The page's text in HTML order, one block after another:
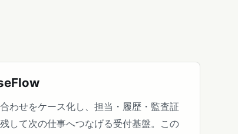
わせをケース化し、担当・履歴・監査証
して次の仕事へつなげる受付基盤。この